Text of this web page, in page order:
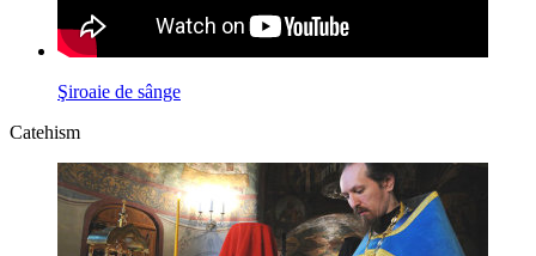
Şiroaie de sânge
Catehism